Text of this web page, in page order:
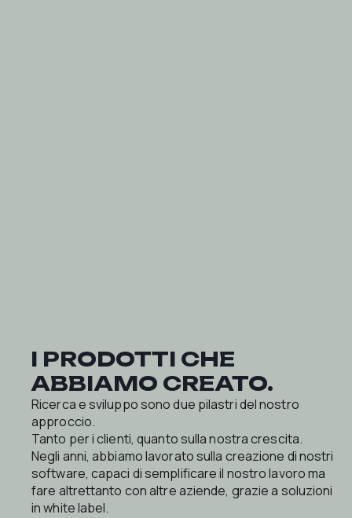
I PRODOTTI CHE
ABBIAMO CREATO.
Ricerca e sviluppo sono due pilastri del nostro
approccio.
Tanto per i clienti, quanto sulla nostra crescita.
Negli anni, abbiamo lavorato sulla creazione di nostri
software, capaci di semplificare il nostro lavoro ma
fare altrettanto con altre aziende, grazie a soluzioni
in white label.